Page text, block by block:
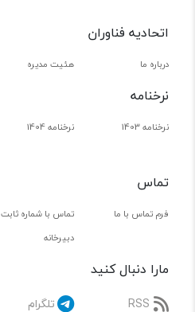
اتحادیه فناوران
درباره ما هئیت مدیره
نرخنامه
نرخنامه 1403 نرخنامه 1404
تماس
فرم تماس با ما
تماس با شماره ثابت
دبیرخانه
مارا دنبال کنید
RSS تلگرام